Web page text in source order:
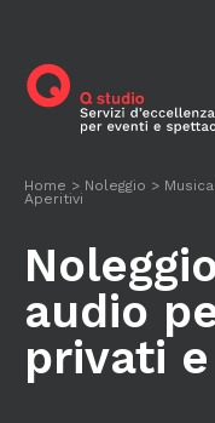
content
Home > Noleggio >
Aperitivi
audio
privati